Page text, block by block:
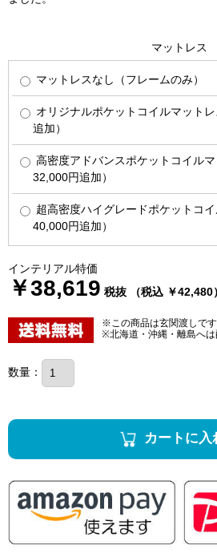
マットレス
マットレスなし（フレームのみ）
オリジナルポケットコイルマット
追加）
高密度アドバンスポケットコイル
32,000円追加）
超高密度ハイグレードポケットコ
40,000円追加）
インテリアル特価
￥38,619 税抜 （税込 ￥42,480）
※この商品は玄関渡しです
※北海道・沖縄・離島へ
数量：
カートに入